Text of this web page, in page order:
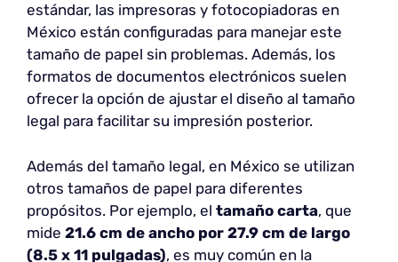
estándar, las impresoras y fotocopiadoras en
México están configuradas para manejar este
tamaño de papel sin problemas. Además, los
formatos de documentos electrónicos suelen
ofrecer la opción de ajustar el diseño al tamaño
legal para facilitar su impresión posterior.
Además del tamaño legal, en México se utilizan
otros tamaños de papel para diferentes
propósitos. Por ejemplo, el tamaño carta, que
mide 21.6 cm de ancho por 27.9 cm de largo
(8.5 x 11 pulgadas), es muy común en la